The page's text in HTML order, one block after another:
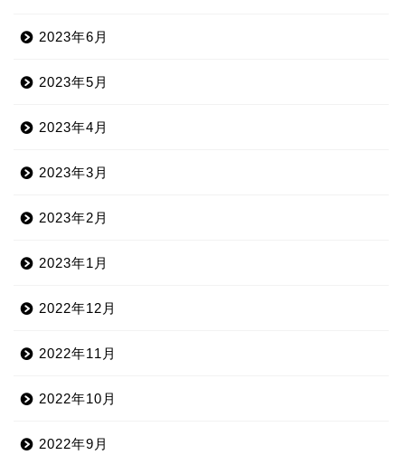
2023年6月
2023年5月
2023年4月
2023年3月
2023年2月
2023年1月
2022年12月
2022年11月
2022年10月
2022年9月